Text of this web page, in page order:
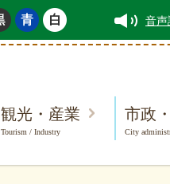
音
観光・産業
Tourism / Industry
市政
City